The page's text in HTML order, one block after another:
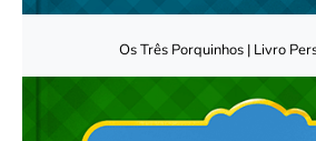
Os Três Porquinhos | Livro